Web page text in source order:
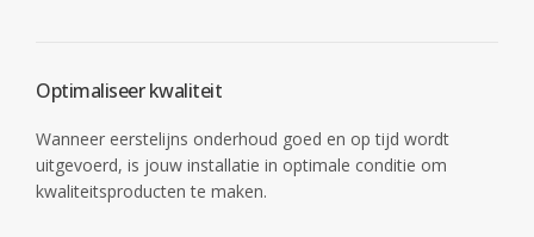
Optimaliseer kwaliteit
Wanneer eerstelijns onderhoud goed en op tijd wordt
uitgevoerd, is jouw installatie in optimale conditie om
kwaliteitsproducten te maken.